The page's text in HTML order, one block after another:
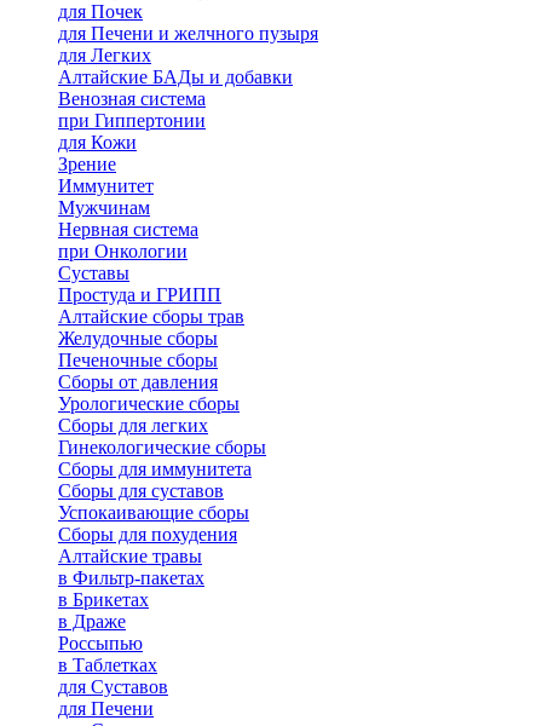
для Почек
для Печени и желчного пузыря
для Легких
Алтайские БАДы и добавки
Венозная система
при Гиппертонии
для Кожи
Зрение
Иммунитет
Мужчинам
Нервная система
при Онкологии
Суставы
Простуда и ГРИПП
Алтайские сборы трав
Желудочные сборы
Печеночные сборы
Сборы от давления
Урологические сборы
Сборы для легких
Гинекологические сборы
Сборы для иммунитета
Сборы для суставов
Успокаивающие сборы
Сборы для похудения
Алтайские травы
в Фильтр-пакетах
в Брикетах
в Драже
Россыпью
в Таблетках
для Cуставов
для Печени